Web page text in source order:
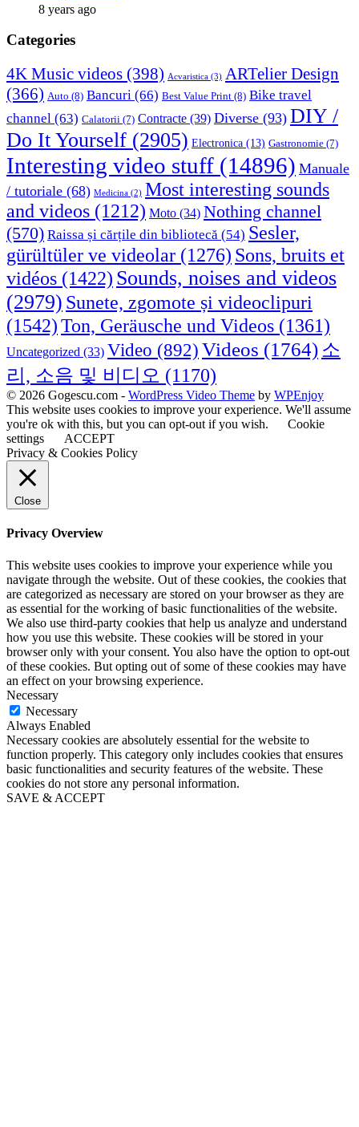
8 years ago
Categories
4K Music videos (398) Acvaristica (3) ARTelier Design
(366) Auto (8) Bancuri (66) Best Value Print (8) Bike travel
channel (63) Calatorii (7) Contracte (39) Diverse (93) DIY /
Do It Yourself (2905) Electronica (13) Gastronomie (7)
Interesting video stuff (14896) Manuale
/ tutoriale (68) Medicina (2) Most interesting sounds
and videos (1212) Moto (34) Nothing channel
(570) Raissa și cărțile din bibliotecă (54) Sesler,
gürültüler ve videolar (1276) Sons, bruits et
vidéos (1422) Sounds, noises and videos
(2979) Sunete, zgomote și videoclipuri
(1542)Ton, Geräusche und Videos (1361)
Uncategorized (33) Video (892)Videos (1764) 소
리, 소음 및 비디오 (1170)
© 2026 Gogescu.com - WordPress Video Theme by WPEnjoy
This website uses cookies to improve your experience. We'll assume
you're ok with this, but you can opt-out if you wish.
Cookie
settings
ACCEPT
Privacy & Cookies Policy
Close
Privacy Overview
This website uses cookies to improve your experience while you
navigate through the website. Out of these cookies, the cookies that
are categorized as necessary are stored on your browser as they are
as essential for the working of basic functionalities of the website.
We also use third-party cookies that help us analyze and understand
how you use this website. These cookies will be stored in your
browser only with your consent. You also have the option to opt-out
of these cookies. But opting out of some of these cookies may have
an effect on your browsing experience.
Necessary
Necessary
Always Enabled
Necessary cookies are absolutely essential for the website to
function properly. This category only includes cookies that ensures
basic functionalities and security features of the website. These
cookies do not store any personal information.
SAVE & ACCEPT